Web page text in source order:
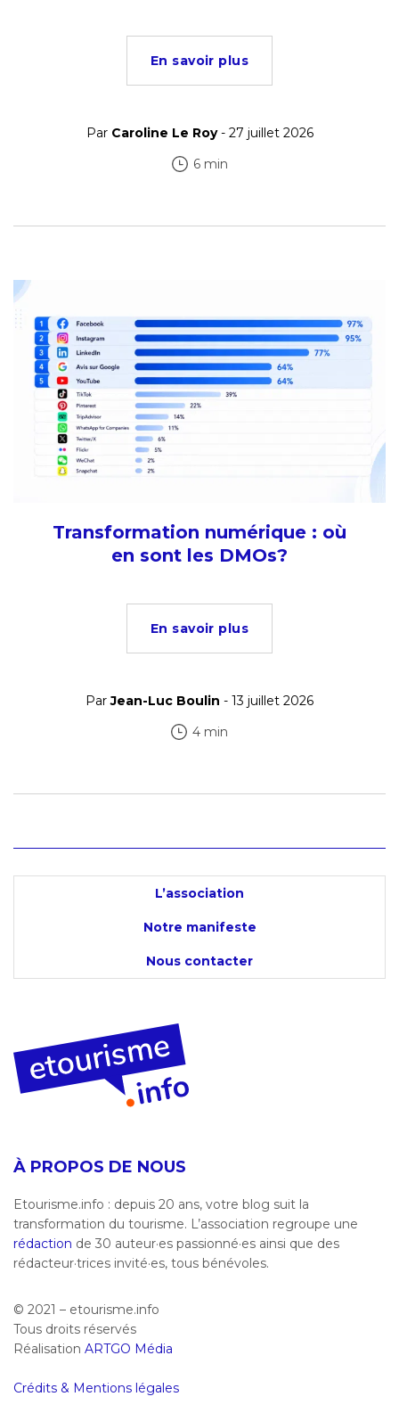
En savoir plus
Par Caroline Le Roy- 27 juillet 2026
6 min
Transformation numérique : où
en sont les DMOs?
En savoir plus
ParJean-Luc Boulin - 13 juillet 2026
4 min
L’association
Notre manifeste
Nous contacter
À PROPOS DE NOUS
Etourisme.info : depuis 20 ans, votre blog suit la
transformation du tourisme. L’association regroupe une
rédaction de 30 auteur·es passionné·es ainsi que des
rédacteur·trices invité·es, tous bénévoles.
© 2021 – etourisme.info
Tous droits réservés
Réalisation ARTGO Média
Crédits & Mentions légales